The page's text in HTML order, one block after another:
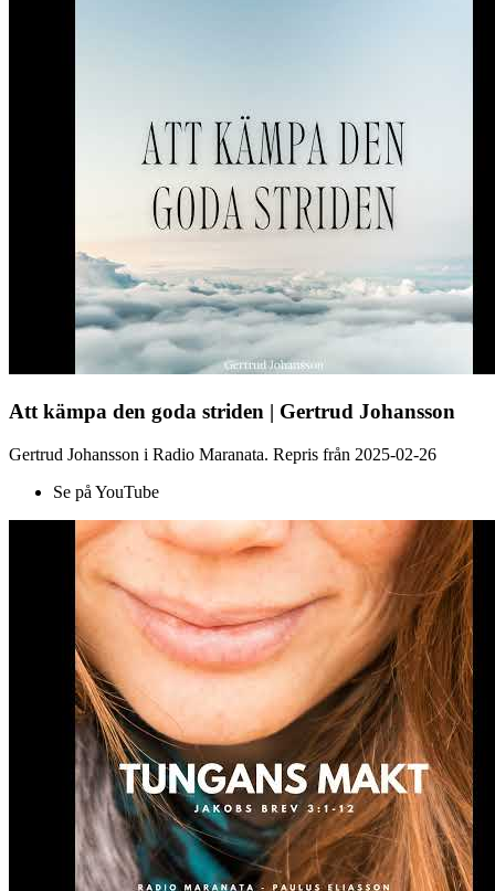
Att kämpa den goda striden | Gertrud Johansson
Gertrud Johansson i Radio Maranata. Repris från 2025-02-26
Se på YouTube